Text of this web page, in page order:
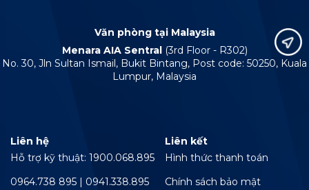
Văn phòng tại Malaysia
Menara AIA Sentral (3rd Floor - R302)
No. 30, Jln Sultan Ismail, Bukit Bintang, Post code: 50250, Kuala
Lumpur, Malaysia
Liên hệ
Hỗ trợ kỹ thuật: 1900.068.895
0964.738 895 | 0941.338.895
Liên kết
Hình thức thanh toán
Chính sách bảo mật